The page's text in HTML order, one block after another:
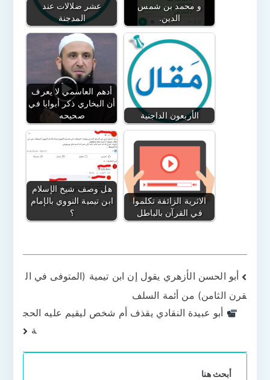
عشر ضلالات عند
المدجنة
و محمد بن شمس
الدين.
أدهم العاسمي لا يعرف
أن البخاري ذكر أبوابا في
صحيحه
الأربعون الداجنية
هل وصف شيخ الإسلام
ابن تيمية النووي بالإمام
؟
الاثرية الزائفة تكلموا
في القرآن بالباطل
تصفّح
المقالات
أبو الحسن الأزهري يقول إن ابن تيمية (المتوفى في ال
قرن الثامن) من أئمة السلف
أبو عبيدة النقادي يقذف أم شخص ليقيم عليه الحج
ة
أبحث هنا